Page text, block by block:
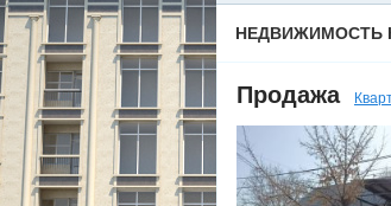
КОМНАТЫ
ОФИСЫ
ПОМЕЩЕНИЯ
ЗДАНИЯ
НЕДВИЖИМОСТЬ
Продажа